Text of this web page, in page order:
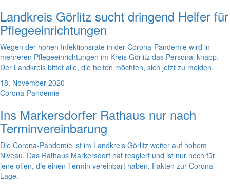
Landkreis Görlitz sucht dringend Helfer für
Pflegeeinrichtungen
Wegen der hohen Infektionsrate in der Corona-Pandemie wird in
mehreren Pflegeeinrichtungen im Kreis Görlitz das Personal knapp.
Der Landkreis bittet alle, die helfen möchten, sich jetzt zu melden.
18. November 2020
Corona-Pandemie
Ins Markersdorfer Rathaus nur nach
Terminvereinbarung
Die Corona-Pandemie ist im Landkreis Görlitz weiter auf hohem
Niveau. Das Rathaus Markersdorf hat reagiert und ist nur noch für
jene offen, die einen Termin vereinbart haben. Fakten zur Corona-
Lage.